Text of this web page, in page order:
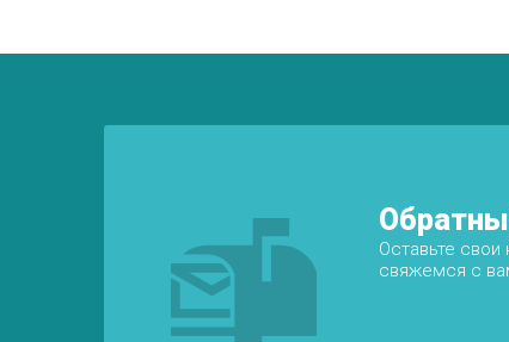
Оставьте
свяжемся с